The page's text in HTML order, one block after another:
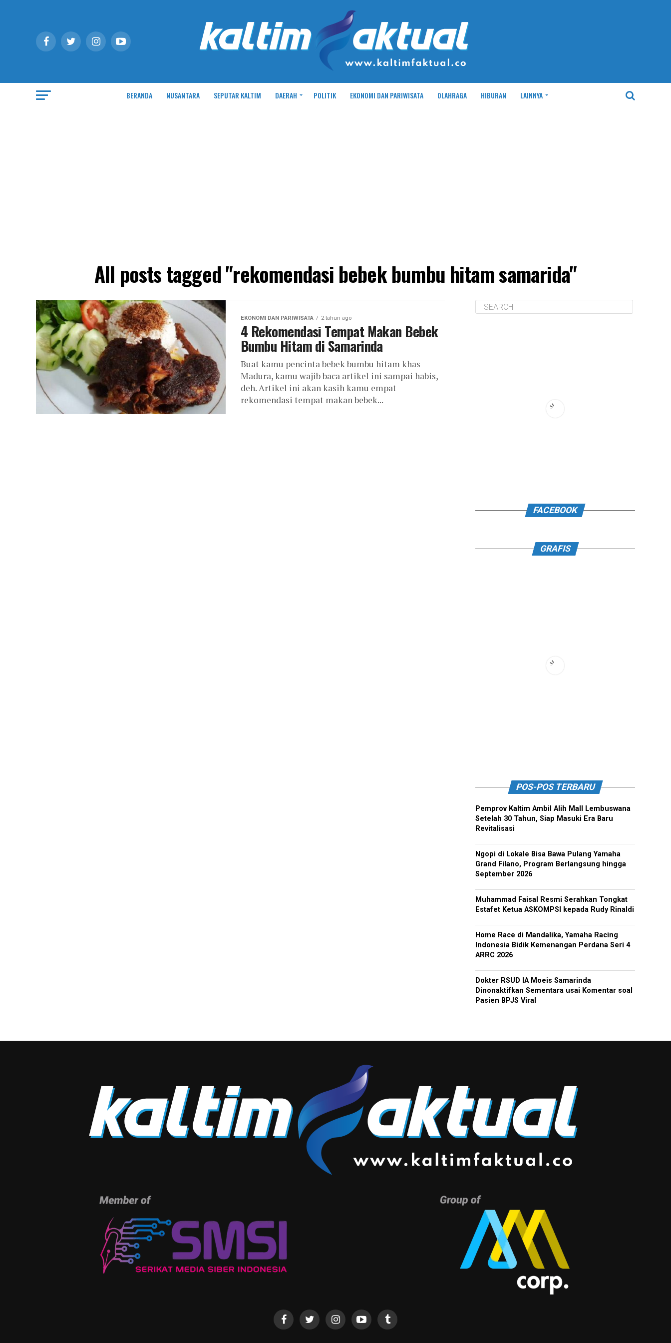
BERANDA NUSANTARA SEPUTAR KALTIM DAERAH POLITIK EKONOMI DAN PARIWISATA OLAHRAGA HIBURAN LAINNYA
All posts tagged "rekomendasi bebek bumbu hitam samarida"
EKONOMI DAN PARIWISATA 2 tahun ago
4 Rekomendasi Tempat Makan Bebek
Bumbu Hitam di Samarinda
Buat kamu pencinta bebek bumbu hitam khas
Madura, kamu wajib baca artikel ini sampai habis,
deh. Artikel ini akan kasih kamu empat
rekomendasi tempat makan bebek...
FACEBOOK
GRAFIS
POS-POS TERBARU
Pemprov Kaltim Ambil Alih Mall Lembuswana
Setelah 30 Tahun, Siap Masuki Era Baru
Revitalisasi
Ngopi di Lokale Bisa Bawa Pulang Yamaha
Grand Filano, Program Berlangsung hingga
September 2026
Muhammad Faisal Resmi Serahkan Tongkat
Estafet Ketua ASKOMPSI kepada Rudy Rinaldi
Home Race di Mandalika, Yamaha Racing
Indonesia Bidik Kemenangan Perdana Seri 4
ARRC 2026
Dokter RSUD IA Moeis Samarinda
Dinonaktifkan Sementara usai Komentar soal
Pasien BPJS Viral